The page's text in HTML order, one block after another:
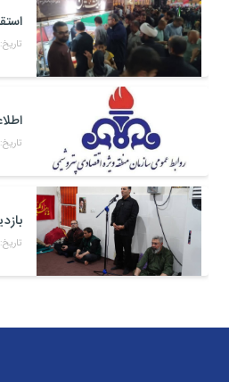
تاریخ: ۱۴۰۵/۰۵/۱۲
تاریخ: ۱۴۰۵/۰۵/۱۱
تاریخ: ۱۴۰۵/۰۵/۰۶